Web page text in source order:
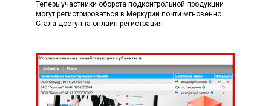
Теперь участники оборота подконтрольной продукции
могут регистрироваться в Меркурии почти мгновенно.
Стала доступна онлайн-регистрация